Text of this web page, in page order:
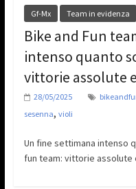
Gf-Mx Team in evidenza
Bike and Fun
intenso quanto
vittorie assolute
28/05/2025
sesenna, violi
Un fine settimana intenso
fun team: vittorie assolute